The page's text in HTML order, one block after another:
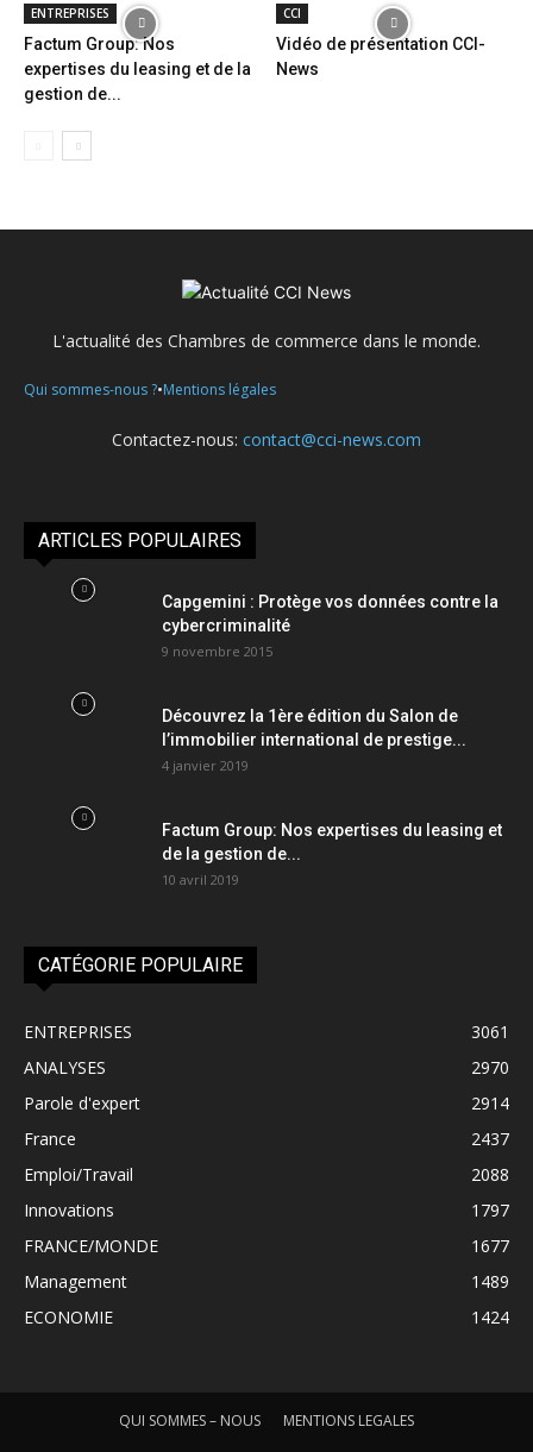
ENTREPRISES
Factum Group: Nos
expertises du leasing et de la
gestion de...
CCI
Vidéo de présentation CCI-
News
L'actualité des Chambres de commerce dans le monde.
Qui sommes-nous ?•Mentions légales
Contactez-nous: contact@cci-news.com
ARTICLES POPULAIRES
Capgemini : Protège vos données contre la
cybercriminalité
9 novembre 2015
Découvrez la 1ère édition du Salon de
l’immobilier international de prestige...
4 janvier 2019
Factum Group: Nos expertises du leasing et
de la gestion de...
10 avril 2019
CATÉGORIE POPULAIRE
ENTREPRISES
3061
ANALYSES
2970
Parole d'expert
2914
France
2437
Emploi/Travail
2088
Innovations
1797
FRANCE/MONDE
1677
Management
1489
ECONOMIE
1424
QUI SOMMES – NOUS MENTIONS LEGALES